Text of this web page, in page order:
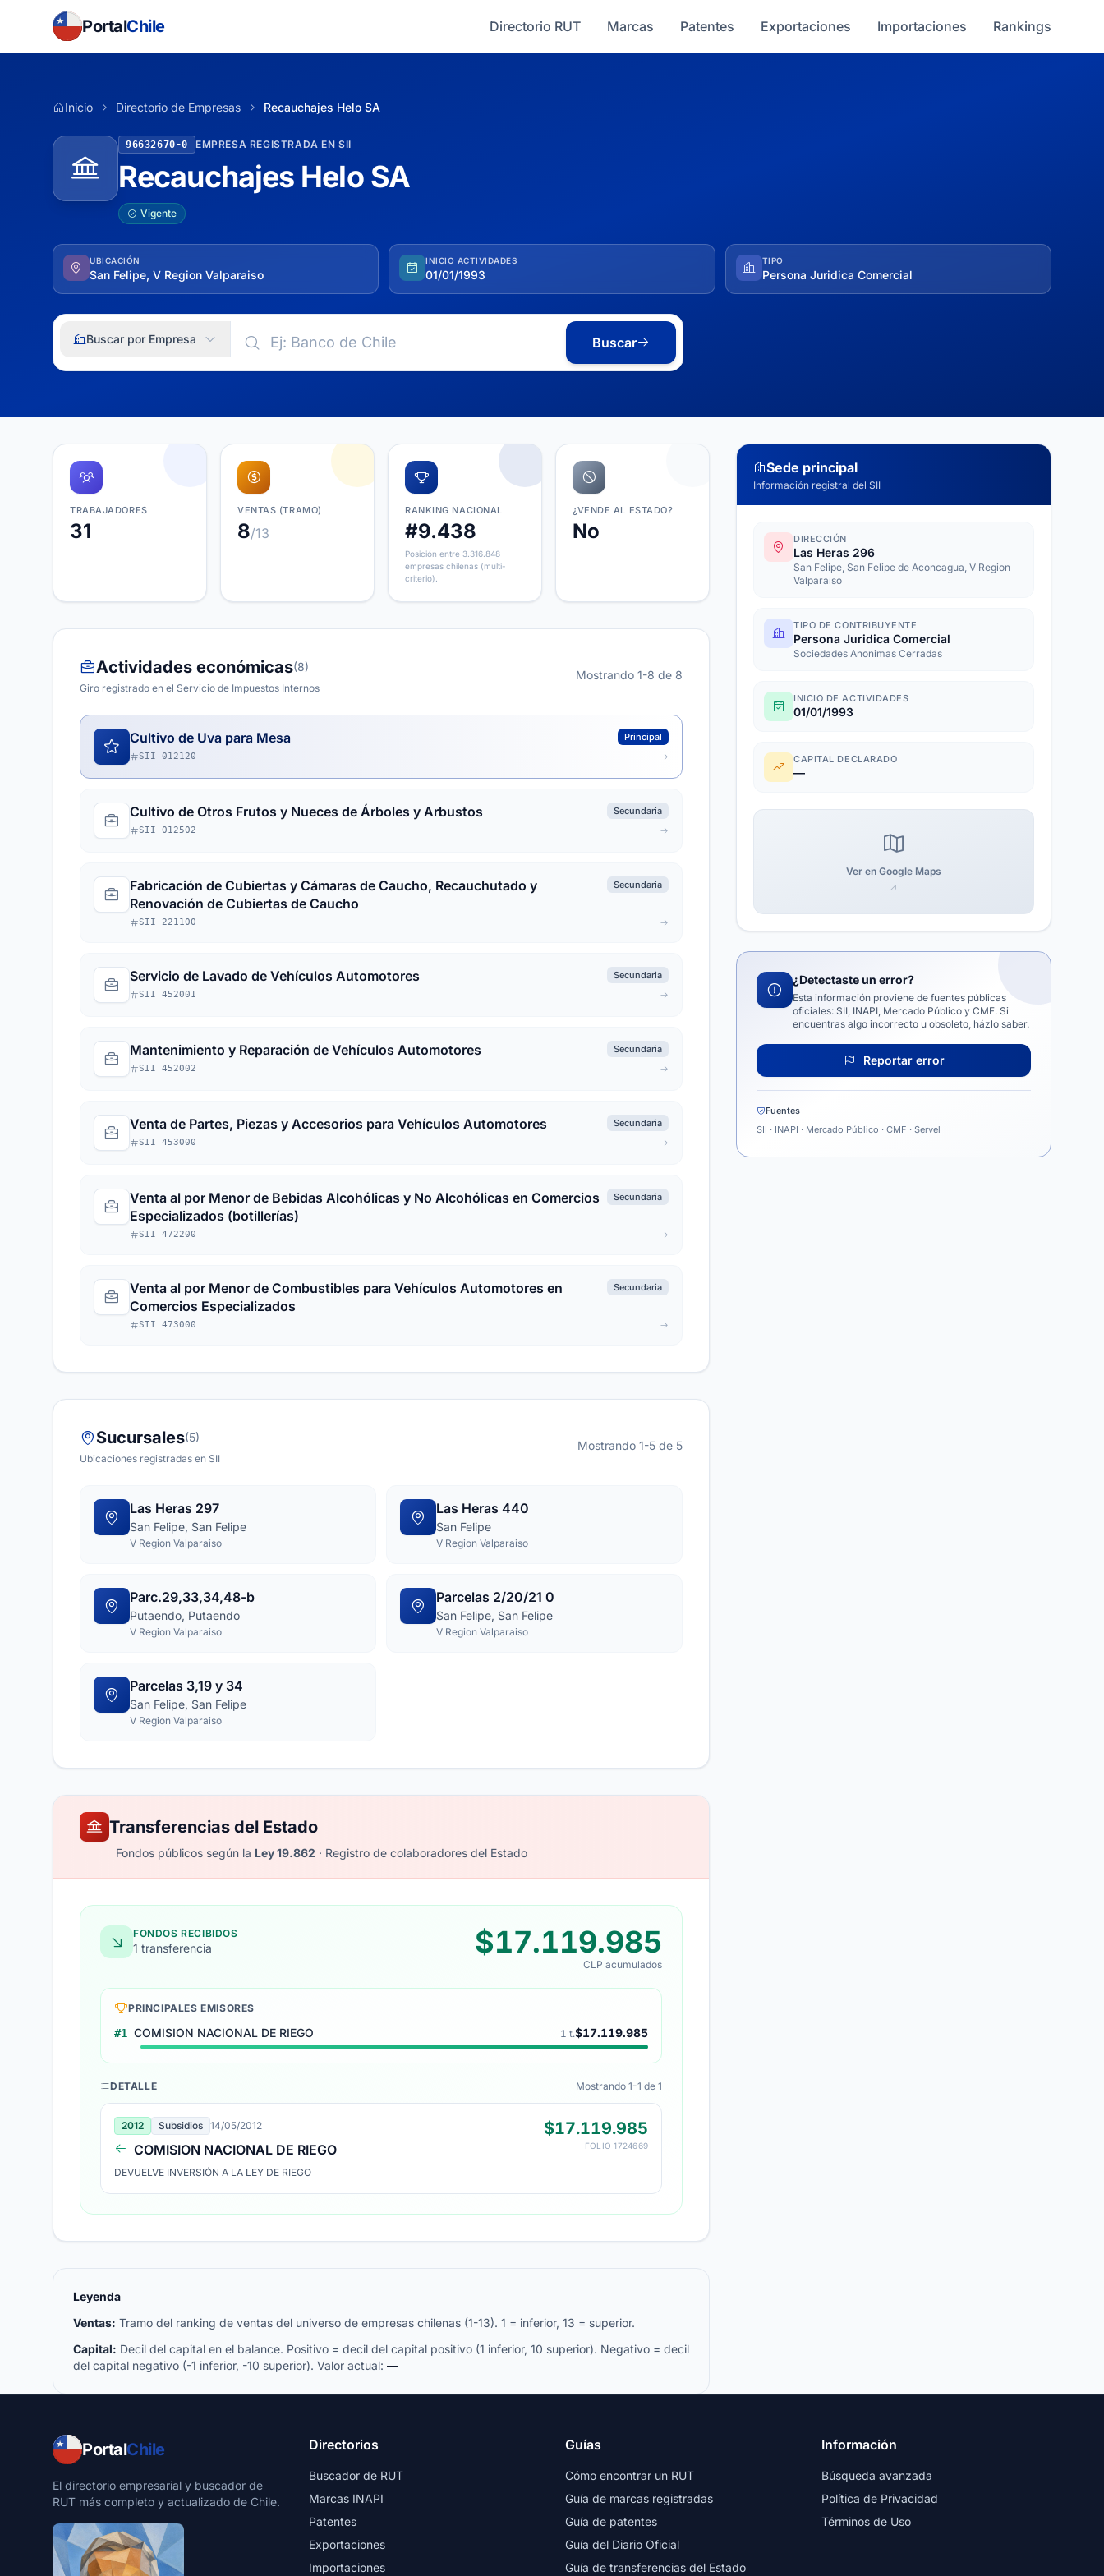
PortalChile Directorio RUT Marcas Patentes Exportaciones Importaciones Rankings
Inicio Directorio de Empresas Recauchajes Helo SA
96632670-0 EMPRESA REGISTRADA EN SII
Recauchajes Helo SA
Vigente
UBICACIÓN
San Felipe, V Region Valparaiso
INICIO ACTIVIDADES
01/01/1993
TIPO
Persona Juridica Comercial
Buscar por Empresa Buscar
TRABAJADORES
31
VENTAS (TRAMO)
8/13
RANKING NACIONAL
#9.438
Posición entre 3.316.848
empresas chilenas (multi-
criterio).
¿VENDE AL ESTADO?
No
Actividades económicas(8)
Giro registrado en el Servicio de Impuestos Internos
Mostrando 1-8 de 8
Cultivo de Uva para Mesa Principal
SII 012120
Cultivo de Otros Frutos y Nueces de Árboles y Arbustos Secundaria
SII 012502
Fabricación de Cubiertas y Cámaras de Caucho, Recauchutado y
Renovación de Cubiertas de Caucho
Secundaria
SII 221100
Servicio de Lavado de Vehículos Automotores Secundaria
SII 452001
Mantenimiento y Reparación de Vehículos Automotores Secundaria
SII 452002
Venta de Partes, Piezas y Accesorios para Vehículos Automotores Secundaria
SII 453000
Venta al por Menor de Bebidas Alcohólicas y No Alcohólicas en Comercios
Especializados (botillerías)
Secundaria
SII 472200
Venta al por Menor de Combustibles para Vehículos Automotores en
Comercios Especializados
Secundaria
SII 473000
Sucursales(5)
Ubicaciones registradas en SII
Mostrando 1-5 de 5
Las Heras 297
San Felipe, San Felipe
V Region Valparaiso
Las Heras 440
San Felipe
V Region Valparaiso
Parc.29,33,34,48-b
Putaendo, Putaendo
V Region Valparaiso
Parcelas 2/20/21 0
San Felipe, San Felipe
V Region Valparaiso
Parcelas 3,19 y 34
San Felipe, San Felipe
V Region Valparaiso
Transferencias del Estado
Fondos públicos según la Ley 19.862 · Registro de colaboradores del Estado
FONDOS RECIBIDOS
1 transferencia $17.119.985
CLP acumulados
PRINCIPALES EMISORES
#1 COMISION NACIONAL DE RIEGO 1 t.$17.119.985
DETALLE Mostrando 1-1 de 1
2012 Subsidios 14/05/2012
COMISION NACIONAL DE RIEGO
DEVUELVE INVERSIÓN A LA LEY DE RIEGO
$17.119.985
FOLIO 1724669
Leyenda
Ventas: Tramo del ranking de ventas del universo de empresas chilenas (1-13). 1 = inferior, 13 = superior.
Capital: Decil del capital en el balance. Positivo = decil del capital positivo (1 inferior, 10 superior). Negativo = decil
del capital negativo (-1 inferior, -10 superior). Valor actual: —
Sede principal
Información registral del SII
DIRECCIÓN
Las Heras 296
San Felipe, San Felipe de Aconcagua, V Region
Valparaiso
TIPO DE CONTRIBUYENTE
Persona Juridica Comercial
Sociedades Anonimas Cerradas
INICIO DE ACTIVIDADES
01/01/1993
CAPITAL DECLARADO
—
Ver en Google Maps
¿Detectaste un error?
Esta información proviene de fuentes públicas
oficiales: SII, INAPI, Mercado Público y CMF. Si
encuentras algo incorrecto u obsoleto, házlo saber.
Reportar error
Fuentes
SII · INAPI · Mercado Público · CMF · Servel
PortalChile
El directorio empresarial y buscador de
RUT más completo y actualizado de Chile.
Directorios
Buscador de RUT
Marcas INAPI
Patentes
Exportaciones
Importaciones
Guías
Cómo encontrar un RUT
Guía de marcas registradas
Guía de patentes
Guía del Diario Oficial
Guía de transferencias del Estado
Información
Búsqueda avanzada
Política de Privacidad
Términos de Uso